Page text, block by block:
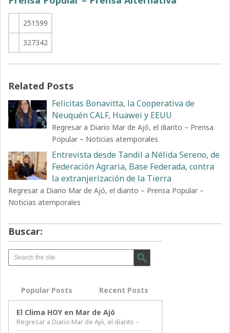
251599
327342
Related Posts
Felicitas Bonavitta, la Cooperativa de
Neuquén CALF, Huawei y EEUU
Regresar a Diario Mar de Ajó, el diarito – Prensa
Popular – Noticias atemporales
Entrevista desde Tandil a Nélida Sereno, de
Federación Agraria, Base Federada, contra
la extranjerización de la Tierra
Regresar a Diario Mar de Ajó, el diarito – Prensa Popular –
Noticias atemporales
Buscar:
Popular Posts Recent Posts
El Clima HOY en Mar de Ajó
Regresar a Diario Mar de Ajó, el diarito –